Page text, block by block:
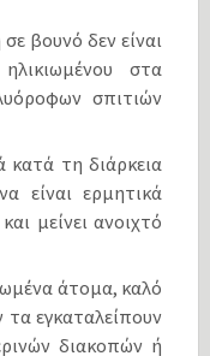
βουνό δεν είναι
στα
σπιτιών
κατά τη διάρκεια
είναι ερμητικά
μείνει ανοιχτό
άτομα, καλό
τα εγκαταλείπουν
διακοπών ή